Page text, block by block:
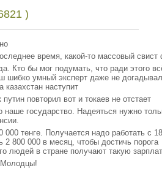
)
время, какой-то массовый свист
Кто бы мог подумать, что ради этого
шибко умный эксперт даже не
наступит
повторил вот и токаев не отстает
наше государство. Надеяться нужно
000 тенге. Получается надо работать с
2 800 000 в месяц, чтобы достичь порога
людей в стране получают такую
Молодцы!